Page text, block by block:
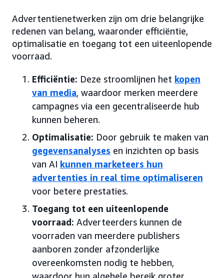
Advertentienetwerken zijn om drie belangrijke
redenen van belang, waaronder efficiëntie,
optimalisatie en toegang tot een uiteenlopende
voorraad.
Efficiëntie: Deze stroomlijnen het kopen
van media, waardoor merken meerdere
campagnes via een gecentraliseerde hub
kunnen beheren.
Optimalisatie: Door gebruik te maken van
gegevensanalyses en inzichten op basis
van AI kunnen marketeers hun
advertenties in real time optimaliseren
voor betere prestaties.
Toegang tot een uiteenlopende
voorraad: Adverteerders kunnen de
voorraden van meerdere publishers
aanboren zonder afzonderlijke
overeenkomsten nodig te hebben,